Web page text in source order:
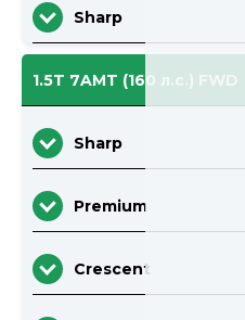
Sharp
1.5T 7AMT (160 л.с.) FWD
Sharp
Premium
Crescent